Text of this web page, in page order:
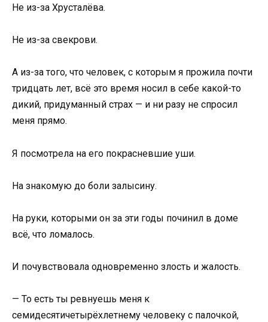
Не из-за Хрусталёва.
Не из-за свекрови.
А из-за того, что человек, с которым я прожила почти
тридцать лет, всё это время носил в себе какой-то
дикий, придуманный страх — и ни разу не спросил
меня прямо.
Я посмотрела на его покрасневшие уши.
На знакомую до боли залысину.
На руки, которыми он за эти годы починил в доме
всё, что ломалось.
И почувствовала одновременно злость и жалость.
— То есть ты ревнуешь меня к
семидесятичетырёхлетнему человеку с палочкой,